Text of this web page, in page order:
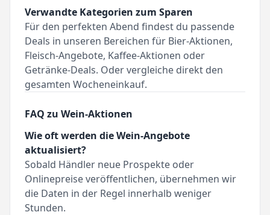
Verwandte Kategorien zum Sparen
Für den perfekten Abend findest du passende
Deals in unseren Bereichen für Bier-Aktionen,
Fleisch-Angebote, Kaffee-Aktionen oder
Getränke-Deals. Oder vergleiche direkt den
gesamten Wocheneinkauf.
FAQ zu Wein-Aktionen
Wie oft werden die Wein-Angebote
aktualisiert?
Sobald Händler neue Prospekte oder
Onlinepreise veröffentlichen, übernehmen wir
die Daten in der Regel innerhalb weniger
Stunden.